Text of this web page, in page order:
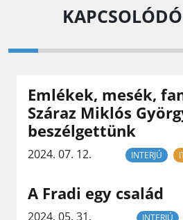
Emlékek, mesék,
Száraz Miklós
beszélgettünk
2024. 07. 12. INTERJÚ
A Fradi egy család
2024. 05. 31. INTERJÚ